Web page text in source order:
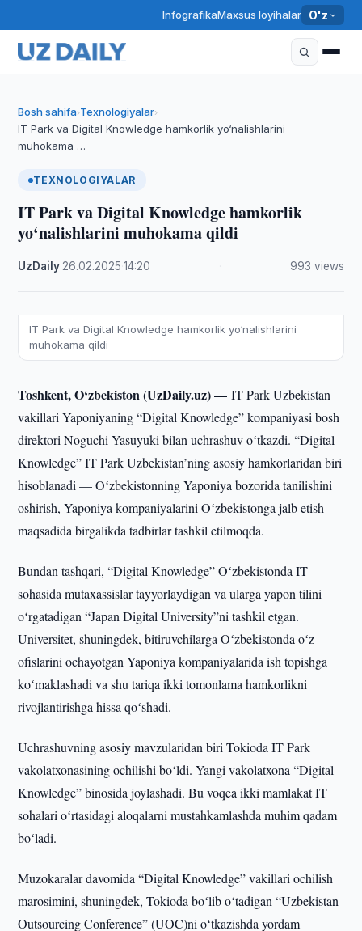
InfografikaMaxsus loyihalar O'z
Bosh sahifa›Texnologiyalar›
IT Park va Digital Knowledge hamkorlik yo‘nalishlarini
muhokama …
TEXNOLOGIYALAR
IT Park va Digital Knowledge hamkorlik
yo‘nalishlarini muhokama qildi
UzDaily 26.02.2025 ·14:20 993 views
IT Park va Digital Knowledge hamkorlik yo‘nalishlarini
muhokama qildi
Toshkent, O‘zbekiston (UzDaily.uz) —IT Park Uzbekistan
vakillari Yaponiyaning “Digital Knowledge” kompaniyasi bosh
direktori Noguchi Yasuyuki bilan uchrashuv oʻtkazdi. “Digital
Knowledge” IT Park Uzbekistan’ning asosiy hamkorlaridan biri
hisoblanadi — Oʻzbekistonning Yaponiya bozorida tanilishini
oshirish, Yaponiya kompaniyalarini Oʻzbekistonga jalb etish
maqsadida birgalikda tadbirlar tashkil etilmoqda.
Bundan tashqari, “Digital Knowledge” Oʻzbekistonda IT
sohasida mutaxassislar tayyorlaydigan va ularga yapon tilini
oʻrgatadigan “Japan Digital University”ni tashkil etgan.
Universitet, shuningdek, bitiruvchilarga Oʻzbekistonda oʻz
ofislarini ochayotgan Yaponiya kompaniyalarida ish topishga
koʻmaklashadi va shu tariqa ikki tomonlama hamkorlikni
rivojlantirishga hissa qoʻshadi.
Uchrashuvning asosiy mavzularidan biri Tokioda IT Park
vakolatxonasining ochilishi boʻldi. Yangi vakolatxona “Digital
Knowledge” binosida joylashadi. Bu voqea ikki mamlakat IT
sohalari oʻrtasidagi aloqalarni mustahkamlashda muhim qadam
boʻladi.
Muzokaralar davomida “Digital Knowledge” vakillari ochilish
marosimini, shuningdek, Tokioda boʻlib oʻtadigan “Uzbekistan
Outsourcing Conference” (UOC)ni oʻtkazishda yordam